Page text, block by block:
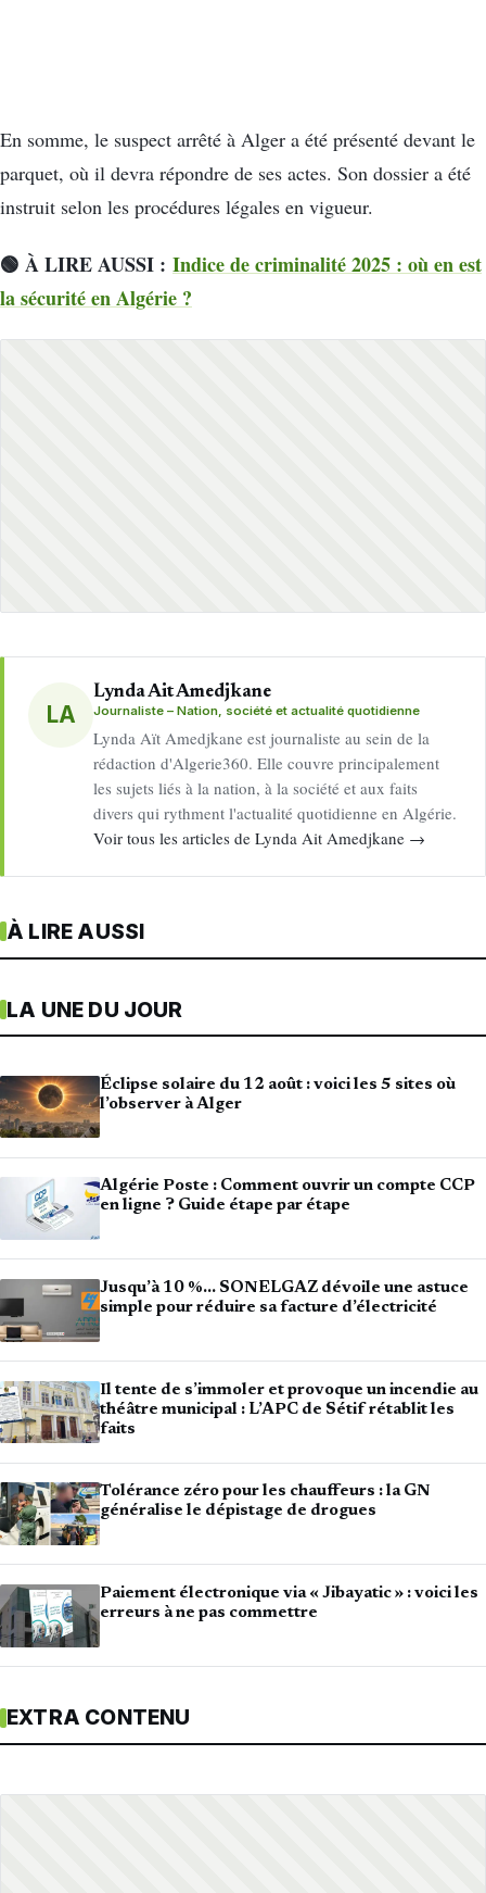
En somme, le suspect arrêté à Alger a été présenté devant le
parquet, où il devra répondre de ses actes. Son dossier a été
instruit selon les procédures légales en vigueur.
🟢 À LIRE AUSSI : Indice de criminalité 2025 : où en est
la sécurité en Algérie ?
LA
Lynda Ait Amedjkane
Journaliste – Nation, société et actualité quotidienne
Lynda Aït Amedjkane est journaliste au sein de la
rédaction d'Algerie360. Elle couvre principalement
les sujets liés à la nation, à la société et aux faits
divers qui rythment l'actualité quotidienne en Algérie.
Voir tous les articles de Lynda Ait Amedjkane →
À LIRE AUSSI
LA UNE DU JOUR
Éclipse solaire du 12 août : voici les 5 sites où
l’observer à Alger
Algérie Poste : Comment ouvrir un compte CCP
en ligne ? Guide étape par étape
Jusqu’à 10 %… SONELGAZ dévoile une astuce
simple pour réduire sa facture d’électricité
Il tente de s’immoler et provoque un incendie au
théâtre municipal : L’APC de Sétif rétablit les
faits
Tolérance zéro pour les chauffeurs : la GN
généralise le dépistage de drogues
Paiement électronique via « Jibayatic » : voici les
erreurs à ne pas commettre
EXTRA CONTENU